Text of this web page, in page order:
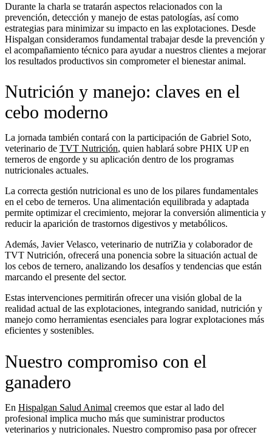
Durante la charla se tratarán aspectos relacionados con la
prevención, detección y manejo de estas patologías, así como
estrategias para minimizar su impacto en las explotaciones. Desde
Hispalgan consideramos fundamental trabajar desde la prevención y
el acompañamiento técnico para ayudar a nuestros clientes a mejorar
los resultados productivos sin comprometer el bienestar animal.
Nutrición y manejo: claves en el
cebo moderno
La jornada también contará con la participación de Gabriel Soto,
veterinario de TVT Nutrición, quien hablará sobre PHIX UP en
terneros de engorde y su aplicación dentro de los programas
nutricionales actuales.
La correcta gestión nutricional es uno de los pilares fundamentales
en el cebo de terneros. Una alimentación equilibrada y adaptada
permite optimizar el crecimiento, mejorar la conversión alimenticia y
reducir la aparición de trastornos digestivos y metabólicos.
Además, Javier Velasco, veterinario de nutriZia y colaborador de
TVT Nutrición, ofrecerá una ponencia sobre la situación actual de
los cebos de ternero, analizando los desafíos y tendencias que están
marcando el presente del sector.
Estas intervenciones permitirán ofrecer una visión global de la
realidad actual de las explotaciones, integrando sanidad, nutrición y
manejo como herramientas esenciales para lograr explotaciones más
eficientes y sostenibles.
Nuestro compromiso con el
ganadero
En Hispalgan Salud Animal creemos que estar al lado del
profesional implica mucho más que suministrar productos
veterinarios y nutricionales. Nuestro compromiso pasa por ofrecer